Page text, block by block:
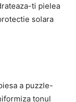
ti pielea
solara
a puzzle-
tonul